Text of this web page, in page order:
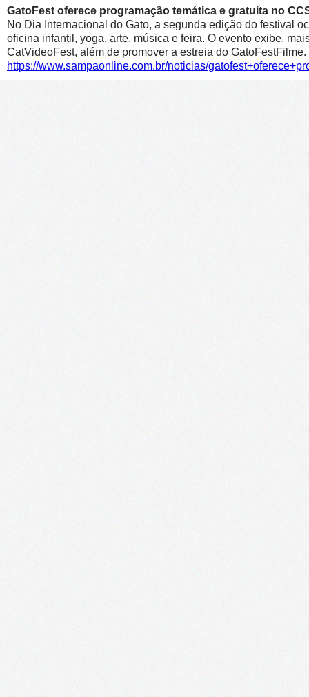
GatoFest oferece programação temática e gratuita no
No Dia Internacional do Gato, a segunda edição do festival
oficina infantil, yoga, arte, música e feira. O evento exibe,
CatVideoFest, além de promover a estreia do GatoFestFilme.
https://www.sampaonline.com.br/noticias/